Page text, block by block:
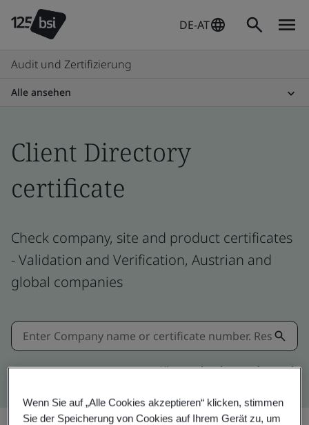
DE-AT
Audit und Zertifizierung
Alle ansehen
Client Directory
certificate
Check company, site and product certificates
- Validation and Verification, Austrian and
global companies
Kitemark advanced search
Wenn Sie auf „Alle Cookies akzeptieren“ klicken, stimmen
Sie der Speicherung von Cookies auf Ihrem Gerät zu, um